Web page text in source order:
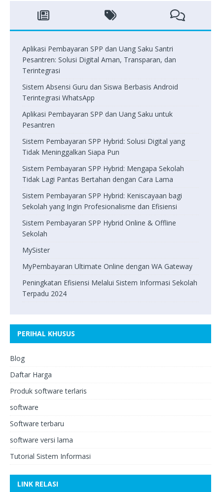
Aplikasi Pembayaran SPP dan Uang Saku Santri
Pesantren: Solusi Digital Aman, Transparan, dan
Terintegrasi
Sistem Absensi Guru dan Siswa Berbasis Android
Terintegrasi WhatsApp
Aplikasi Pembayaran SPP dan Uang Saku untuk
Pesantren
Sistem Pembayaran SPP Hybrid: Solusi Digital yang
Tidak Meninggalkan Siapa Pun
Sistem Pembayaran SPP Hybrid: Mengapa Sekolah
Tidak Lagi Pantas Bertahan dengan Cara Lama
Sistem Pembayaran SPP Hybrid: Keniscayaan bagi
Sekolah yang Ingin Profesionalisme dan Efisiensi
Sistem Pembayaran SPP Hybrid Online & Offline
Sekolah
MySister
MyPembayaran Ultimate Online dengan WA Gateway
Peningkatan Efisiensi Melalui Sistem Informasi Sekolah
Terpadu 2024
PERIHAL KHUSUS
Blog
Daftar Harga
Produk software terlaris
software
Software terbaru
software versi lama
Tutorial Sistem Informasi
LINK RELASI